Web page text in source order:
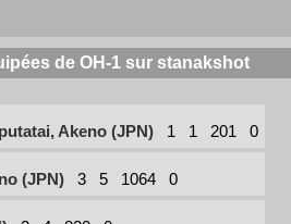
de OH-1 sur stanakshot
Akeno (JPN) 1 1 201 0
(JPN) 3 5 1064 0